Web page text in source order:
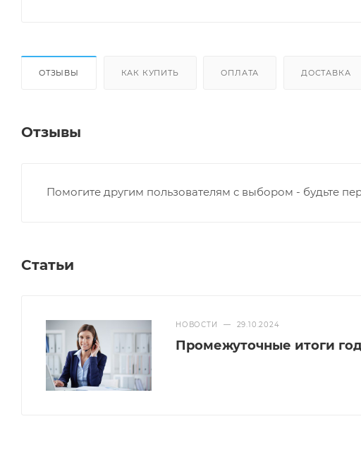
ОТЗЫВЫ КАК КУПИТЬ ОПЛАТА ДОСТАВКА
Отзывы
Помогите другим пользователям с выбором - будьте
Статьи
НОВОСТИ — 29.10.2024
Промежуточные итоги